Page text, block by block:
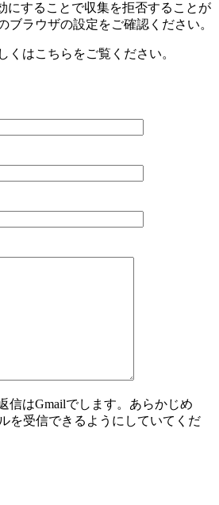
にすることで収集を拒否することが
ブラウザの設定をご確認ください。
くはこちらをご覧ください。
信はGmailでします。あらかじめ
を受信できるようにしていてくだ